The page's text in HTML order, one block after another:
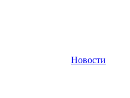
Новости